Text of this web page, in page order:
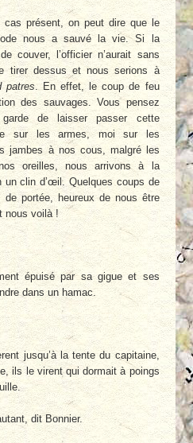
présent, on peut dire que le
nous a sauvé la vie. Si la
couver, l’officier n’aurait sans
tirer dessus et nous serions à
patres. En effet, le coup de feu
des sauvages. Vous pensez
de laisser passer cette
sur les armes, moi sur les
jambes à nos cous, malgré les
oreilles, nous arrivons à la
un clin d’œil. Quelques coups de
portée, heureux de nous être
nous voilà !
épuisé par sa gigue et ses
dans un hamac.
jusqu’à la tente du capitaine,
ils le virent qui dormait à poings
dit Bonnier.